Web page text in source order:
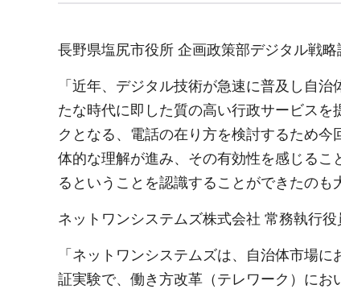
長野県塩尻市役所 企画政策部デジタル戦
「近年、デジタル技術が急速に普及し自
たな時代に即した質の高い行政サービス
クとなる、電話の在り方を検討するため
体的な理解が進み、その有効性を感じる
るということを認識することができたのも
ネットワンシステムズ株式会社 常務執行
「ネットワンシステムズは、自治体市場
証実験で、働き方改革（テレワーク）に